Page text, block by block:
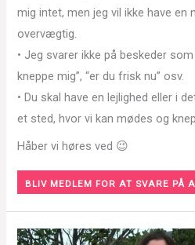
mig intet, men jeg vil ikke have en
overvægtig.
• Jeg svarer ikke på beskeder som
kneppe mig”, “er du frisk nu” osv.
• Du skal have en lejlighed eller i
et sted, hvor vi kan mødes og
Håber vi høres ved 😉
BLIV MEDLEM FOR AT SVARE PÅ